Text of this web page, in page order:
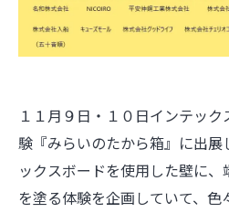
１１月９日・１０日インテッ
験『みらいのたから箱』に出展
ックスボードを使用した壁に
を塗る体験を企画していて、